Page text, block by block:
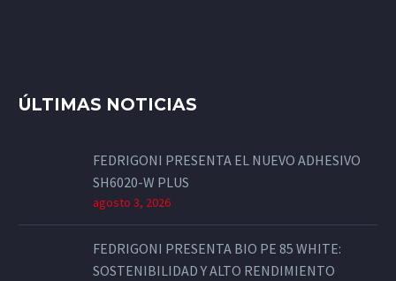
ÚLTIMAS NOTICIAS
FEDRIGONI PRESENTA EL NUEVO ADHESIVO
SH6020-W PLUS
agosto 3, 2026
FEDRIGONI PRESENTA BIO PE 85 WHITE:
SOSTENIBILIDAD Y ALTO RENDIMIENTO